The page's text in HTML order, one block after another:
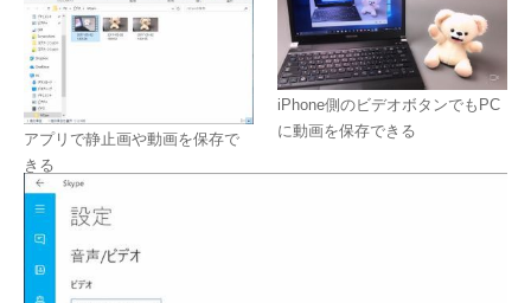
アプリで静止画や動画を保存で
きる
iPhone側のビデオボタンでもPC
に動画を保存できる